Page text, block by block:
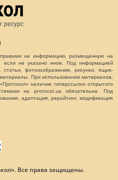
на информацию, размещенную на
если не указано иное. Под информацией
фотоизображения, рисунки, ящик-
При использовании материалов,
наличие гиперссылки открытого
на protocol.ua обязательна. Под
адаптация, рерайтинг, модификация
Все права защищены.